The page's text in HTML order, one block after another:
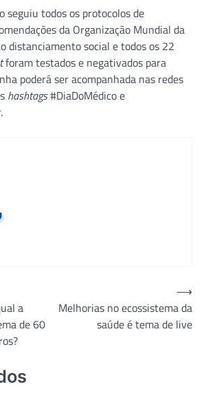
seguiu todos os protocolos de
da Organização Mundial da
distanciamento social e todos os 22
foram testados e negativados para
poderá ser acompanhada nas redes
hashtags#DiaDoMédico e
a
de 60
Melhorias no ecossistema da
saúde é tema de live
⟶